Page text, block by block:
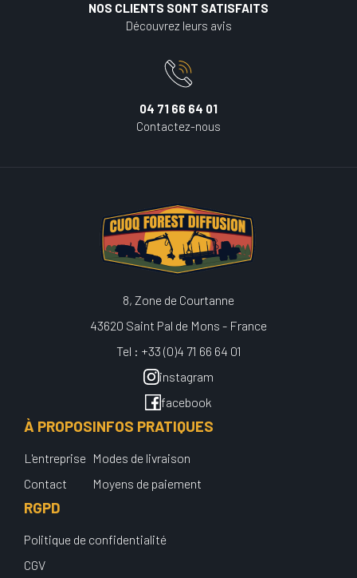
NOS CLIENTS SONT SATISFAITS
Découvrez leurs avis
04 71 66 64 01
Contactez-nous
8, Zone de Courtanne
43620 Saint Pal de Mons - France
Tel : +33 (0)4 71 66 64 01
instagram
facebook
À PROPOS
L'entreprise
Contact
INFOS PRATIQUES
Modes de livraison
Moyens de paiement
RGPD
Politique de confidentialité
CGV